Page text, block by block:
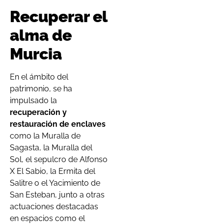
Recuperar el
alma de
Murcia
En el ámbito del
patrimonio, se ha
impulsado la
recuperación y
restauración de enclaves
como la Muralla de
Sagasta, la Muralla del
Sol, el sepulcro de Alfonso
X El Sabio, la Ermita del
Salitre o el Yacimiento de
San Esteban, junto a otras
actuaciones destacadas
en espacios como el